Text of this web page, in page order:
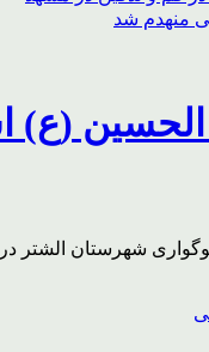
الحسین (ع)
شهرستان الشتر